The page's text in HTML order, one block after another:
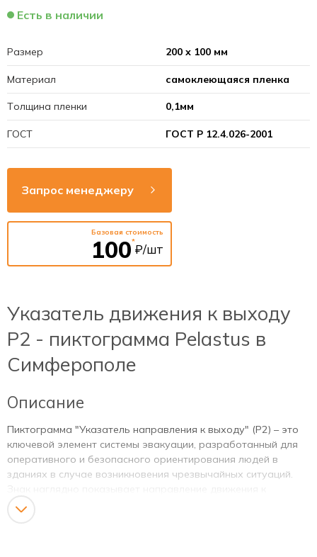
Есть в наличии
Размер 200 х 100 мм
Материал самоклеющаяся пленка
Толщина пленки 0,1мм
ГОСТ ГОСТ Р 12.4.026-2001
Запрос менеджеру
Базовая стоимость
100*
₽/шт
Указатель движения к выходу
Р2 - пиктограмма Pelastus в
Симферополе
Описание
Пиктограмма "Указатель направления к выходу" (P2) – это
ключевой элемент системы эвакуации, разработанный для
оперативного и безопасного ориентирования людей в
зданиях в случае возникновения чрезвычайных ситуаций.
ближайшему эвакуационному выходу, минимизируя время